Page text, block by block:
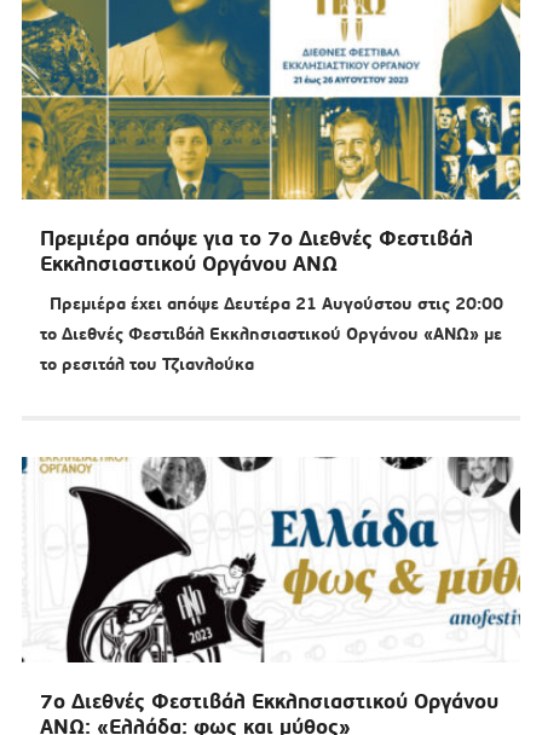
Πρεμιέρα απόψε για το 7ο Διεθνές Φεστιβάλ
Εκκλησιαστικού Οργάνου ΑΝΩ
Πρεμιέρα έχει απόψε Δευτέρα 21 Αυγούστου στις 20:00
το Διεθνές Φεστιβάλ Εκκλησιαστικού Οργάνου «ΑΝΩ» με
το ρεσιτάλ του Τζιανλούκα
7ο Διεθνές Φεστιβάλ Εκκλησιαστικού Οργάνου
ΑΝΩ: «Ελλάδα: φως και μύθος»